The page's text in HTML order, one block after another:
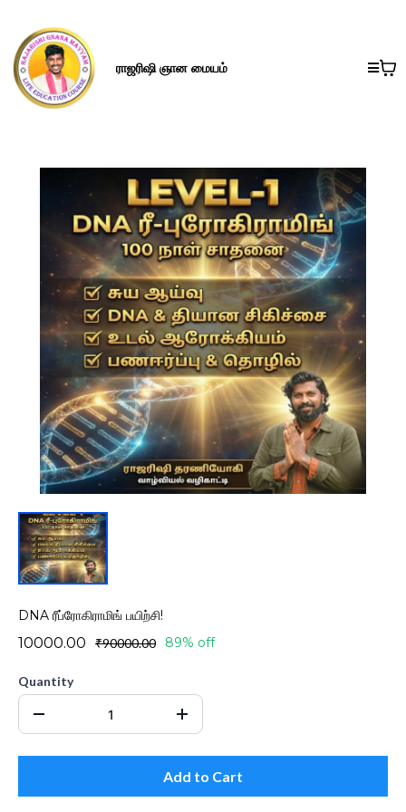
ராஜரிஷி ஞான மையம்
DNA ரீப்ரோகிராமிங் பயிற்சி!
₹10000.00 ₹90000.00 89% off
Quantity
Add to Cart